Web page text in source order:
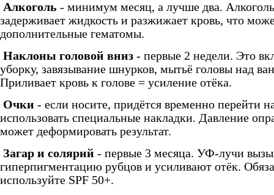
Алкоголь - минимум месяц, а лучше два. Алкоголь
задерживает жидкость и разжижает кровь, что
дополнительные гематомы.
Наклоны головой вниз - первые 2 недели. Это
уборку, завязывание шнурков, мытьё головы над
Приливает кровь к голове = усиление отёка.
Очки - если носите, придётся временно перейти
использовать специальные накладки. Давление
может деформировать результат.
Загар и солярий - первые 3 месяца. УФ-лучи
гиперпигментацию рубцов и усиливают отёк.
используйте SPF 50+.